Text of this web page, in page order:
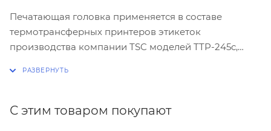
Печатающая головка применяется в составе
термотрансферных принтеров этикеток
производства компании TSC моделей TTP-245c,
С этим товаром покупают